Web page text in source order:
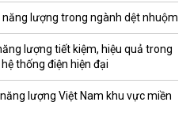
lượng trong ngành dệt nhuộm
lượng tiết kiệm, hiệu quả trong
thống điện hiện đại
lượng Việt Nam khu vực miền